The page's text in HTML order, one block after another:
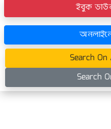
ইবুক
Search On
Search